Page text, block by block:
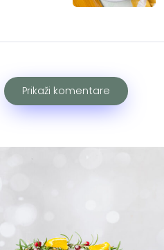
Prikaži komentare